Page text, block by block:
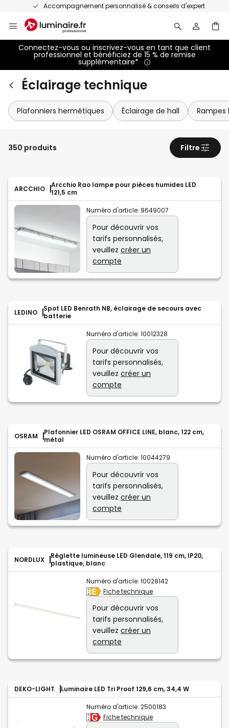
Accompagnement personnalisé & conseils d'expert
contenu
Connectez-vous ou inscrivez-vous en tant que client
professionnel et bénéficiez de 15 % de remise
supplémentaire*
Éclairage technique
Plafonniers hermétiques Éclairage de hall Rampes
ARCCHIO
Arcchio Rao lampe pour pièces humides LED
121,5 cm
Numéro d'article: 9649007
Pour découvrir vos
tarifs personnalisés,
veuillez créer un
compte
LEDINO
Spot LED Benrath NB, éclairage de secours avec
batterie
Numéro d'article: 10012328
Pour découvrir vos
tarifs personnalisés,
veuillez créer un
compte
OSRAM
Plafonnier LED OSRAM OFFICE LINE, blanc, 122 cm,
métal
Numéro d'article: 10044279
Pour découvrir vos
tarifs personnalisés,
veuillez créer un
compte
NORDLUX
Réglette lumineuse LED Glendale, 119 cm, IP20,
plastique, blanc
Numéro d'article: 10028142
Fiche technique
Pour découvrir vos
tarifs personnalisés,
veuillez créer un
compte
DEKO-LIGHT Luminaire LED Tri Proof 129,6 cm, 34,4 W
Numéro d'article: 2500183
Fiche technique
350 produits Filtre